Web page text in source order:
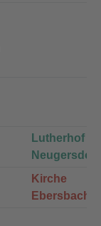
Lutherhof
Neugersdorf
Kirche
Ebersbach